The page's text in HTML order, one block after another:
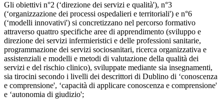
Gli obiettivi n°2 (‘direzione dei servizi e qualità'), n°3
(‘organizzazione dei processi ospedalieri e territoriali') e n°6
(‘modelli innovativi') si concretizzano nel percorso formativo
attraverso quattro specifiche aree di apprendimento (sviluppo e
direzione dei servizi infermieristici e delle professioni sanitarie,
programmazione dei servizi sociosanitari, ricerca organizzativa e
assistenziali e modelli e metodi di valutazione della qualità dei
servizi e del rischio clinico), sviluppate mediante sia insegnamenti,
sia tirocini secondo i livelli dei descrittori di Dublino di ‘conoscenza
e comprensione', ‘capacità di applicare conoscenza e comprensione'
e ‘autonomia di giudizio';